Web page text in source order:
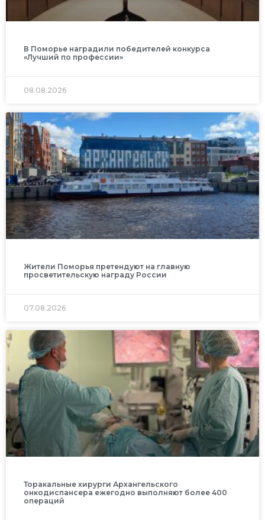
В Поморье наградили победителей конкурса
«Лучший по профессии»
08.08.2026
Жители Поморья претендуют на главную
просветительскую награду России
07.08.2026
Торакальные хирурги Архангельского
онкодиспансера ежегодно выполняют более 400
операций